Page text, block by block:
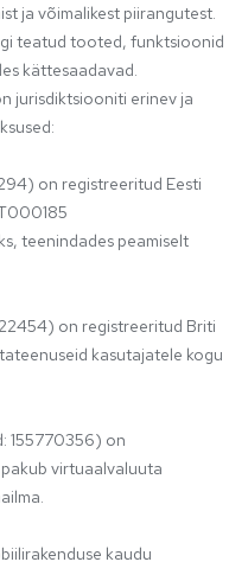
ja võimalikest piirangutest.
teatud tooted, funktsioonid
kättesaadavad.
jurisdiktsiooniti erinev ja
on registreeritud Eesti
teenindades peamiselt
on registreeritud Briti
kasutajatele kogu
155770356) on
virtuaalvaluuta
kaudu